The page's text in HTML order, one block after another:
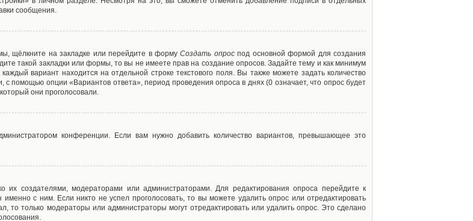
сообщения.
щёлкните на закладке или перейдите в формуСоздать опроспод основной формой для создания
такой закладки или формы, то вы не имеете прав на создание опросов. Задайте тему и как минимум
вариант находится на отдельной строке текстового поля. Вы также можете задать количество
с помощью опции «Вариантов ответа», период проведения опроса в днях (0 означает, что опрос будет
они проголосовали.
конференции. Если вам нужно добавить количество вариантов, превышающее это
их создателями, модераторами или администраторами. Для редактирования опроса перейдите к
с ним. Если никто не успел проголосовать, то вы можете удалить опрос или отредактировать
то только модераторы или администраторы могут отредактировать или удалить опрос. Это сделано